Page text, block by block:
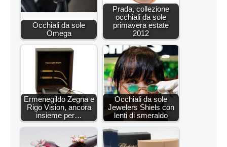
Occhiali da sole
Omega
Prada, collezione
occhiali da sole
primavera estate
2012
Ermenegildo Zegna e
Rigo Vision, ancora
insieme per…
Occhiali da sole
Jewelers Shiels con
lenti di smeraldo